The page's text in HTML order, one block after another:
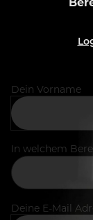
Dein Vorname
In welchem
Deine E-Mail